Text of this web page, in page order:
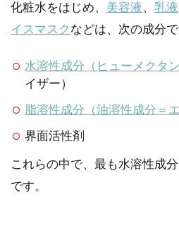
化粧水をはじめ、 美容液、 乳液
イスマスク などは、次の成分で
水溶性成分（ヒューメクタ
イザー）
脂溶性成分（油溶性成分＝
界面活性剤
これらの中で、最も水溶性成
です。